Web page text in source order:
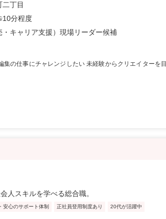
丁目
10分程度
キャリア支援）現場リーダー候補
の仕事にチャレンジしたい 未経験からクリエイターを目
人スキルを学べる総合職。
安心のサポート体制 正社員登用制度あり 20代が活躍中